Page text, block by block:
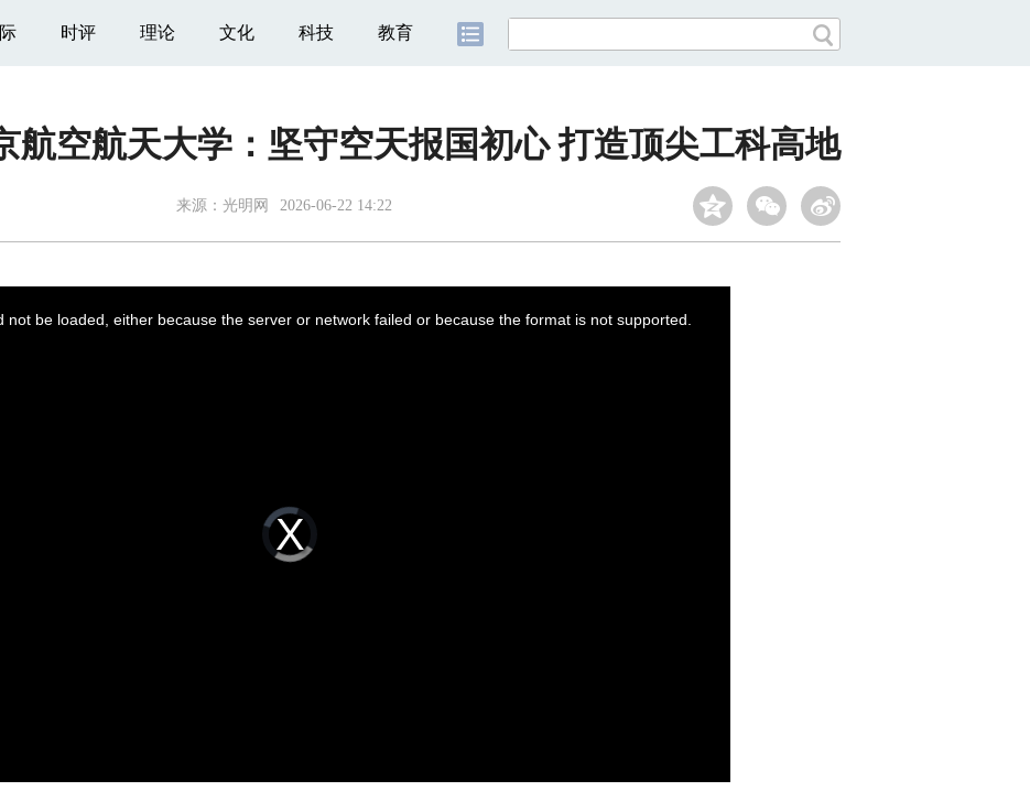
时评 理论 文化 科技 教育
航空航天大学：坚守空天报国初心 打造顶尖工科高地
来源： 光明网 2026-06-22 14:22
Video
Player
loading.
not be loaded, either because the server or network failed or because the format is not supported.